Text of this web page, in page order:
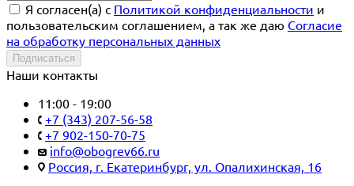
Я согласен(a) с Политикой конфиденциальности и
пользовательским соглашением, а так же даю Согласие
на обработку персональных данных
Подписаться
Наши контакты
11:00 - 19:00
+7 (343) 207-56-58
+7 902-150-70-75
info@obogrev66.ru
Россия, г. Екатеринбург, ул. Опалихинская, 16